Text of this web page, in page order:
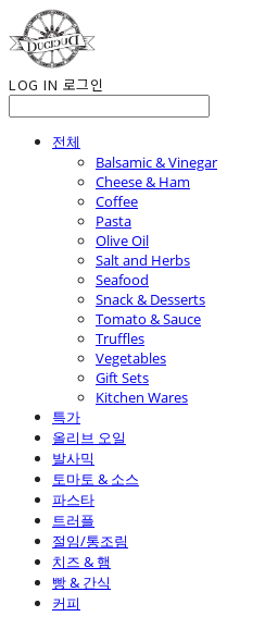
LOG IN 로그인
전체
Balsamic & Vinegar
Cheese & Ham
Coffee
Pasta
Olive Oil
Salt and Herbs
Seafood
Snack & Desserts
Tomato & Sauce
Truffles
Vegetables
Gift Sets
Kitchen Wares
특가
올리브 오일
발사믹
토마토 & 소스
파스타
트러플
절임/통조림
치즈 & 햄
빵 & 간식
커피